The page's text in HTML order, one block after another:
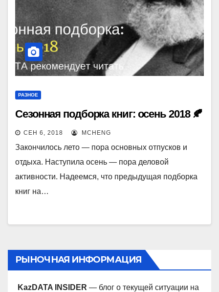
РАЗНОЕ
Сезонная подборка книг: осень 2018 🍂
СЕН 6, 2018 MCHENG
Закончилось лето — пора основных отпусков и
отдыха. Наступила осень — пора деловой
активности. Надеемся, что предыдущая подборка
книг на…
РЫНОЧНАЯ ИНФОРМАЦИЯ
KazDATA INSIDER — блог о текущей ситуации на